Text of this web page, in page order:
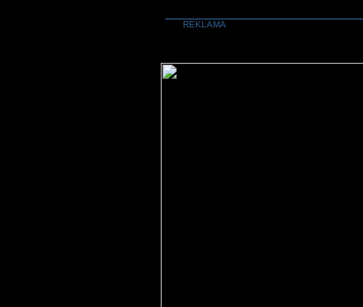
REKLAMA